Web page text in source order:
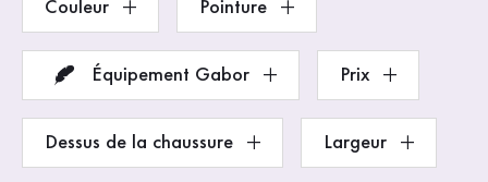
Couleur Pointure
Équipement Gabor Prix
Dessus de la chaussure Largeur